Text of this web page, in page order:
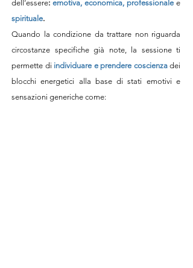
dell’essere: emotiva, economica, professionale e
spirituale.
Quando la condizione da trattare non riguarda
circostanze specifiche già note, la sessione ti
permette di individuare e prendere coscienzadei
blocchi energetici alla base di stati emotivi e
sensazioni generiche come: